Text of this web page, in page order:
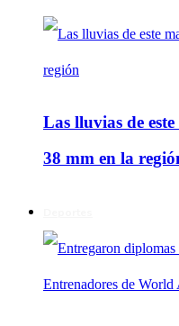
Las lluvias de
38 mm en la